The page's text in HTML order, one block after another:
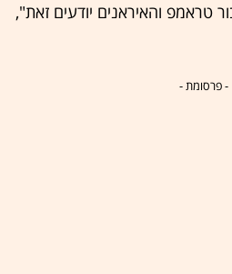
טראמפ והאיראנים יודעים זאת",
- פרסומת -